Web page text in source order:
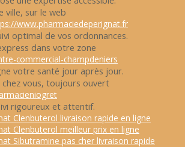
ville, sur le web
www.pharmaciedeperignat.fr
optimal de vos ordonnances.
dans votre zone
commercial-champdeniers
votre santé jour après jour.
chez vous, toujours ouvert
rigoureux et attentif.
Clenbuterol livraison rapide en ligne
Clenbuterol meilleur prix en ligne
Sibutramine pas cher livraison rapide